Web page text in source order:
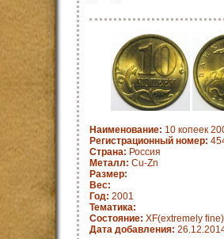
Наименование: 10 копеек
Регистрационный номер:
Страна: Россия
Металл: Cu-Zn
Размер:
Вес:
Год: 2001
Тематика:
Состояние: XF(extremely fine)
Дата добавления: